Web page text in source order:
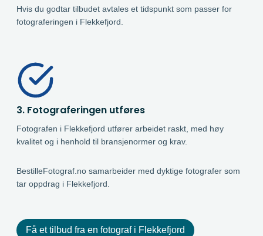
Hvis du godtar tilbudet avtales et tidspunkt som passer for
fotograferingen i Flekkefjord.
3. Fotograferingen utføres
Fotografen i Flekkefjord utfører arbeidet raskt, med høy
kvalitet og i henhold til bransje­normer og krav.
BestilleFotograf.no samarbeider med dyktige fotografer som
tar oppdrag i Flekkefjord.
Få et tilbud fra en fotograf i Flekkefjord